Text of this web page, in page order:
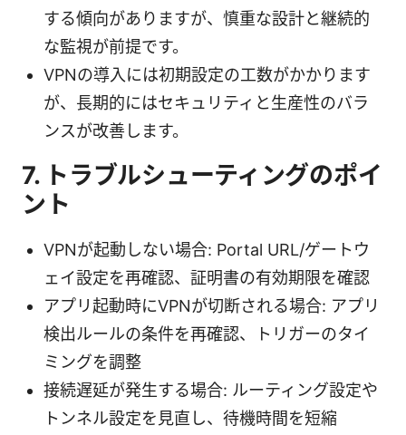
する傾向がありますが、慎重な設計と継続的
な監視が前提です。
VPNの導入には初期設定の工数がかかります
が、長期的にはセキュリティと生産性のバラ
ンスが改善します。
7. トラブルシューティングのポイ
ント
VPNが起動しない場合: Portal URL/ゲートウ
ェイ設定を再確認、証明書の有効期限を確認
アプリ起動時にVPNが切断される場合: アプリ
検出ルールの条件を再確認、トリガーのタイ
ミングを調整
接続遅延が発生する場合: ルーティング設定や
トンネル設定を見直し、待機時間を短縮